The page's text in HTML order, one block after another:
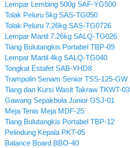
Lempar Lembing 500g SAF-YG500
Tolak Peluru 5kg SAS-TG050
Tolak Peluru 7.26kg SAS-TG0726
Lempar Martil 7.26kg SALQ-TG026
Tiang Bulutangkis Portabel TBP-09
Lempar Martil 4kg SALQ-TG040
Tongkat Estafet SAB-YHD8
Trampolin Senam Senior TSS-125-GW
Tiang dan Kursi Wasit Takraw TKWT-03
Gawang Sepakbola Junior GSJ-01
Meja Tenis Meja MDF-25
Tiang Bulutangkis Portabel TBP-12
Pelindung Kepala PKT-05
Balance Board BBO-40